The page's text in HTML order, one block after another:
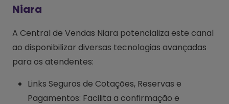
Niara
A Central de Vendas Niara potencializa este canal
ao disponibilizar diversas tecnologias avançadas
para os atendentes:
Links Seguros de Cotações, Reservas e
Pagamentos: Facilita a confirmação e